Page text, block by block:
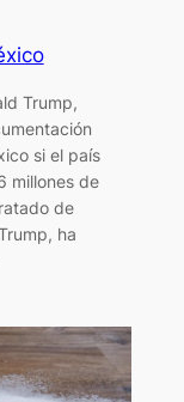
Trump,
si el país
millones de
de
ha